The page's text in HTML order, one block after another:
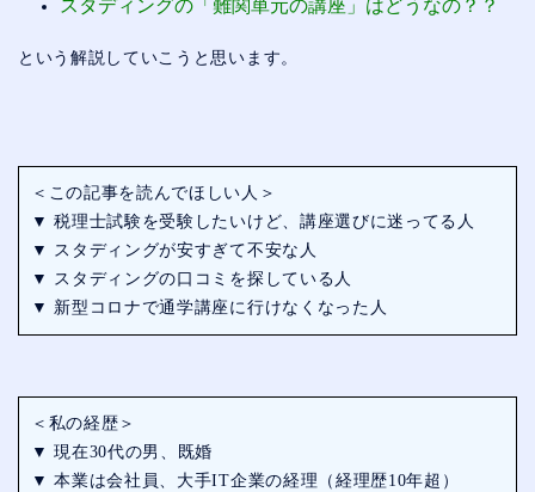
スタディングの「難関単元の講座」はどうなの？？
という解説していこうと思います。
＜この記事を読んでほしい人＞
▼ 税理士試験を受験したいけど、講座選びに迷ってる人
▼ スタディングが安すぎて不安な人
▼ スタディングの口コミを探している人
▼ 新型コロナで通学講座に行けなくなった人
＜私の経歴＞
▼ 現在30代の男、既婚
▼ 本業は会社員、大手IT企業の経理（経理歴10年超）